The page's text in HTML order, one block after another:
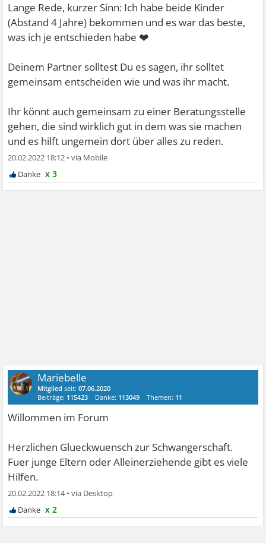
Lange Rede, kurzer Sinn: Ich habe beide Kinder
(Abstand 4 Jahre) bekommen und es war das beste,
was ich je entschieden habe ❤
Deinem Partner solltest Du es sagen, ihr solltet
gemeinsam entscheiden wie und was ihr macht.
Ihr könnt auch gemeinsam zu einer Beratungsstelle
gehen, die sind wirklich gut in dem was sie machen
und es hilft ungemein dort über alles zu reden.
20.02.2022 18:12 •
x 3
Mariebelle
Mitglied seit:07.06.2020
Beiträge: 115423 Danke: 113049 Themen: 11
Willommen im Forum
Herzlichen Glueckwuensch zur Schwangerschaft.
Fuer junge Eltern oder Alleinerziehende gibt es viele
Hilfen.
20.02.2022 18:14•
x 2